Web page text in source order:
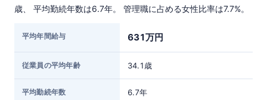
歳、 平均勤続年数は6.7年。 管理職に占める女性比率は7.7%。
平均年間給与 631万円
従業員の平均年齢 34.1歳
平均勤続年数 6.7年